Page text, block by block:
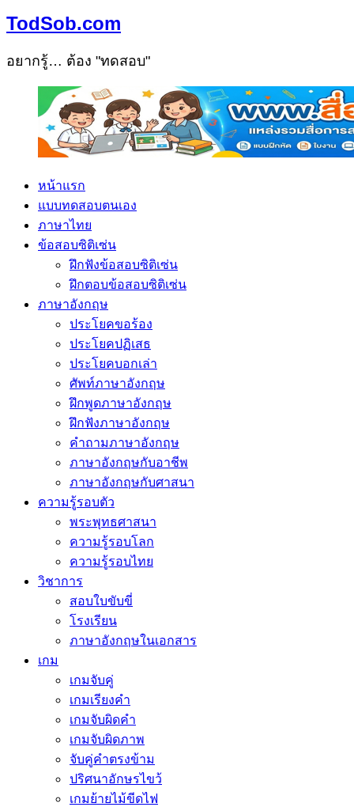
TodSob.com
อยากรู้… ต้อง "ทดสอบ"
หน้าแรก
แบบทดสอบตนเอง
ภาษาไทย
ข้อสอบซิติเซ่น
ฝึกฟังข้อสอบซิติเซ่น
ฝึกตอบข้อสอบซิติเซ่น
ภาษาอังกฤษ
ประโยคขอร้อง
ประโยคปฏิเสธ
ประโยคบอกเล่า
ศัพท์ภาษาอังกฤษ
ฝึกพูดภาษาอังกฤษ
ฝึกฟังภาษาอังกฤษ
คำถามภาษาอังกฤษ
ภาษาอังกฤษกับอาชีพ
ภาษาอังกฤษกับศาสนา
ความรู้รอบตัว
พระพุทธศาสนา
ความรู้รอบโลก
ความรู้รอบไทย
วิชาการ
สอบใบขับขี่
โรงเรียน
ภาษาอังกฤษในเอกสาร
เกม
เกมจับคู่
เกมเรียงคำ
เกมจับผิดคำ
เกมจับผิดภาพ
จับคู่คำตรงข้าม
ปริศนาอักษรไขว้
เกมย้ายไม้ขีดไฟ